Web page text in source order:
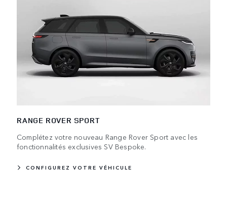
RANGE ROVER SPORT
Complétez votre nouveau Range Rover Sport avec les
fonctionnalités exclusives SV Bespoke.
CONFIGUREZ VOTRE VÉHICULE